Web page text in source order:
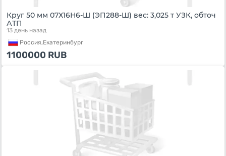
Круг 50 мм 07Х16Н6-Ш (ЭП288-Ш) вес: 3,025 т УЗК, обточ
АТП
13 день назад
Россия,Екатеринбург
1100000 RUB